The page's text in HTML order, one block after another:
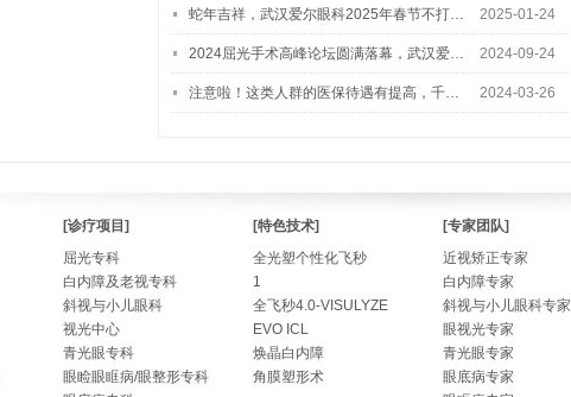
蛇年吉祥，武汉爱尔眼科2025年春节不打… 2025-01-24
2024屈光手术高峰论坛圆满落幕，武汉爱… 2024-09-24
注意啦！这类人群的医保待遇有提高，千… 2024-03-26
[诊疗项目]
屈光专科
白内障及老视专科
斜视与小儿眼科
视光中心
青光眼专科
眼睑眼眶病/眼整形专科
[特色技术]
全光塑个性化飞秒
1
全飞秒4.0-VISULYZE
EVO ICL
焕晶白内障
角膜塑形术
[专家团队]
近视矫正专家
白内障专家
斜视与小儿眼科专家
眼视光专家
青光眼专家
眼底病专家